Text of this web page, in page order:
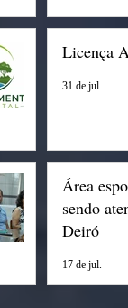
Licença
31 de jul.
Área
sendo
Deiró
17 de jul.